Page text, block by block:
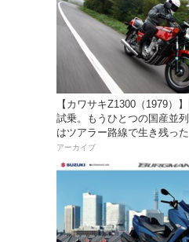
【カワサキZ1300（1979）
試乗。もうひとつの国産並
はツアラー路線で生き残った
アーカイブ